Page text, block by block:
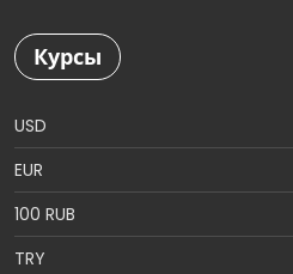
Курсы
USD
EUR
100 RUB
TRY